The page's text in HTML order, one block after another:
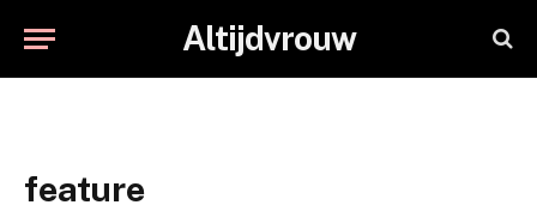
Altijdvrouw
feature